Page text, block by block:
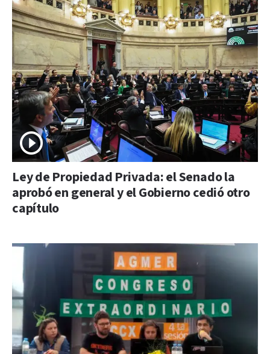
Ley de Propiedad Privada: el Senado la
aprobó en general y el Gobierno cedió otro
capítulo